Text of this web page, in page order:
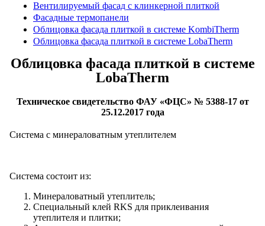
Вентилируемый фасад с клинкерной плиткой
Фасадные термопанели
Облицовка фасада плиткой в системе KombiTherm
Облицовка фасада плиткой в системе LobaTherm
Облицовка фасада плиткой в системе
LobaTherm
Техническое свидетельство ФАУ «ФЦС» № 5388-17 от
25.12.2017 года
Система с минераловатным утеплителем
Система состоит из:
Минераловатный утеплитель;
Специальный клей RKS для приклеивания
утеплителя и плитки;